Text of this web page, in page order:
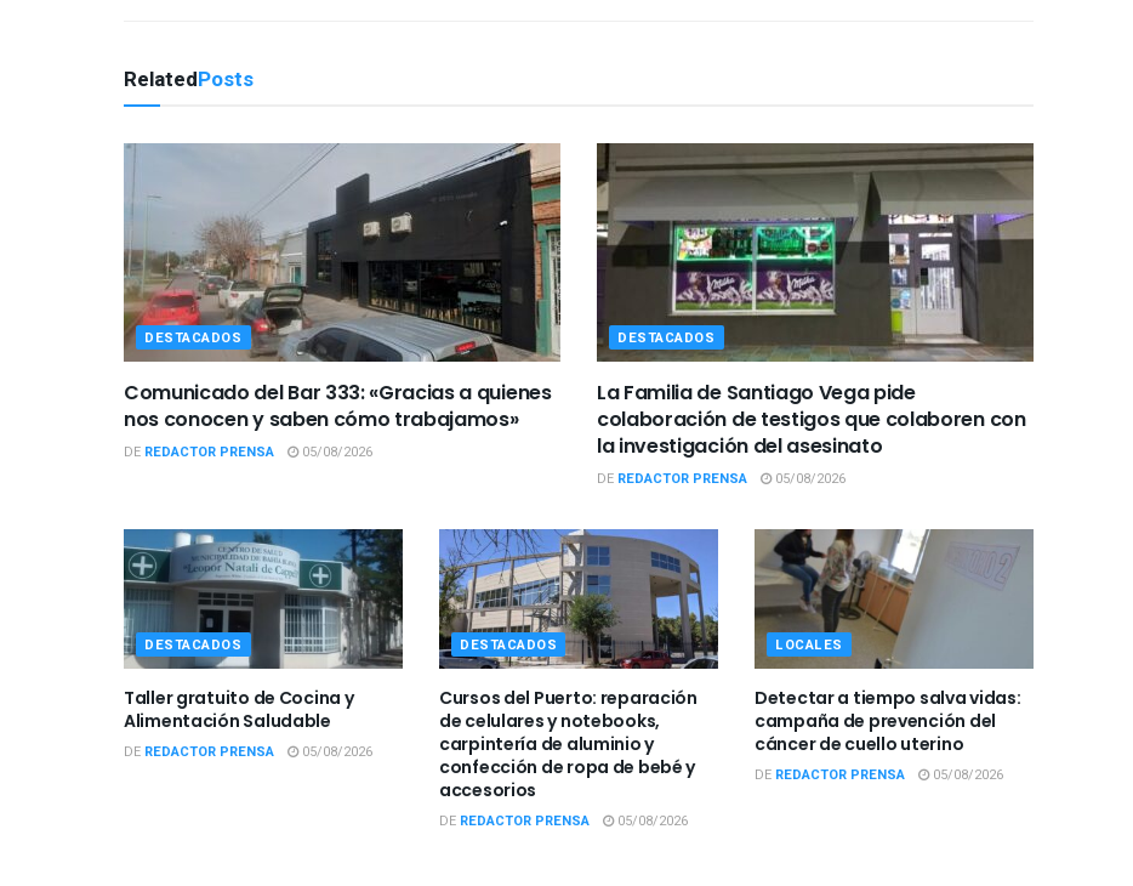
RelatedPosts
DESTACADOS
Comunicado del Bar 333: «Gracias a quienes
nos conocen y saben cómo trabajamos»
DE REDACTOR PRENSA 05/08/2026
DESTACADOS
La Familia de Santiago Vega pide
colaboración de testigos que colaboren con
la investigación del asesinato
DE REDACTOR PRENSA 05/08/2026
DESTACADOS
Taller gratuito de Cocina y
Alimentación Saludable
DE REDACTOR PRENSA 05/08/2026
DESTACADOS
Cursos del Puerto: reparación
de celulares y notebooks,
carpintería de aluminio y
confección de ropa de bebé y
accesorios
DE REDACTOR PRENSA 05/08/2026
LOCALES
Detectar a tiempo salva vidas:
campaña de prevención del
cáncer de cuello uterino
DE REDACTOR PRENSA 05/08/2026